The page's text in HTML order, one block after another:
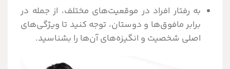
به رفتار افراد در موقعیت‌های مختلف، از جمله در
برابر مافوق‌ها و دوستان، توجه کنید تا ویژگی‌های
اصلی شخصیت و انگیزه‌های آن‌ها را بشناسید.